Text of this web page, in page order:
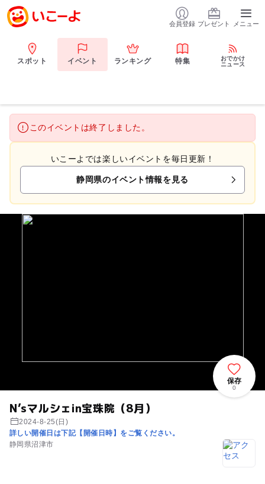
会員登録 プレゼント メニュー
スポット イベント ランキング 特集
おでかけ
ニュース
このイベントは終了しました。
いこーよでは楽しいイベントを毎日更新！
静岡県のイベント情報を見る
N’sマルシェin宝珠院（8月）
2024-8-25(日)
詳しい開催日は下記【開催日時】をご覧ください。
静岡県沼津市
保存
0